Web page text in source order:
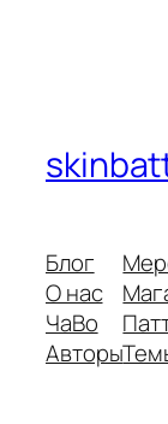
Блог
О нас
ЧаВо
Авторы